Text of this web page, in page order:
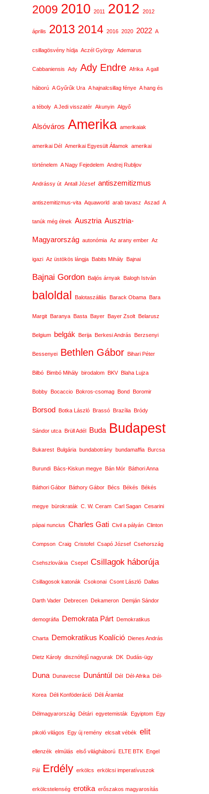
2009 2010 2011 2012 2012
április 2013 2014 2016 2020 2022 A
csillagösvény hídja Aczél György Ademarus
Cabbaniensis Ady Ady Endre Afrika A gall
háború A Gyűrűk Ura A hajnalcsillag fénye A hang és
a téboly A Jedi visszatér Akunyin Algyő
Alsóváros Amerika amerikaiak
amerikai Dél Amerikai Egyesült Államok amerikai
történelem A Nagy Fejedelem Andrej Rubljov
Andrássy út Antall József antiszemitizmus
antiszemitizmus-vita Aquaworld arab tavasz Aszad A
tanúk még élnek Ausztria Ausztria-
Magyarország autonómia Az arany ember Az
igazi Az üstökös lángja Babits Mihály Bajnai
Bajnai Gordon Baljós árnyak Balogh István
baloldal Balotaszállás Barack Obama Bara
Margit Baranya Basta Bayer Bayer Zsolt Belarusz
Belgium belgák Berija Berkesi András Berzsenyi
Bessenyei Bethlen Gábor Bihari Péter
Bilbó Bimbó Mihály birodalom BKV Blaha Lujza
Bobby Bocaccio Bokros-csomag Bond Boromir
Borsod Botka László Brassó Brazília Bródy
Sándor utca Brüll Adél Buda Budapest
Bukarest Bulgária bundabotrány bundamaffia Burcsa
Burundi Bács-Kiskun megye Bán Mór Báthori Anna
Báthori Gábor Báthory Gábor Bécs Békés Békés
megye bürokraták C. W. Ceram Carl Sagan Cesarini
pápai nuncius Charles Gati Civil a pályán Clinton
Compson Craig Cristofel Csapó József Csehország
Csehszlovákia Csepel Csillagok háborúja
Csillagosok katonák Csokonai Csont László Dallas
Darth Vader Debrecen Dekameron Demján Sándor
demográfia Demokrata Párt Demokratikus
Charta Demokratikus Koalíció Dienes András
Dietz Károly disznófejű nagyurak DK Dudás-ügy
Duna Dunavecse Dunántúl Dél Dél-Afrika Dél-
Korea Déli Konföderáció Déli Áramlat
Délmagyarország Détári egyetemisták Egyiptom Egy
pikoló világos Egy új remény elcsalt vébék elit
ellenzék elmúlás első világháború ELTE BTK Engel
Pál Erdély erkölcs erkölcsi imperatívuszok
erkölcstelenség erotika erőszakos magyarosítás